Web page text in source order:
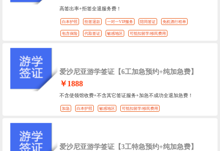
高签出率+拒签全退服务费！
白本护照 拒签退款 一对一VIP服务 陪同签证 免机酒行程单
包含保险 代取签证 敏感地区 可抵扣留学/移民费用
爱沙尼亚游学签证【6工加急预约+纯加急费】
￥1888
不含使领馆收费+不含其它签证服务+加急不成功全退加急费！
加急 白本护照 敏感地区 可抵扣留学/移民费用
爱沙尼亚游学签证【3工特急预约+纯加急费】